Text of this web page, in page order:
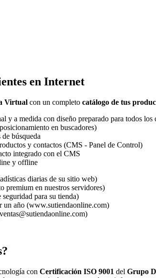
en Internet
Virtual con un completo catálogo de tus
y a medida con diseño preparado para todos los
en buscadores)
búsqueda
y contactos (CMS - Panel de Control)
integrado con el CMS
y offline
diarias de su sitio web)
premium en nuestros servidores)
para su tienda)
un año (www.sutiendaonline.com)
con Certificación ISO 9001 del Grupo